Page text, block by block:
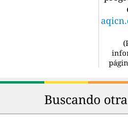
(
Buscando